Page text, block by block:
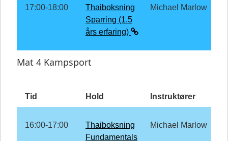
17:00-18:00
Thaiboksning
Sparring (1.5
års erfaring)
Michael Marlow
Mat 4 Kampsport
Tid Hold Instruktører
16:00-17:00
Thaiboksning
Fundamentals
Michael Marlow